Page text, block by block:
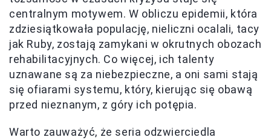
centralnym motywem. W obliczu epidemii, która
zdziesiątkowała populację, nieliczni ocalali, tacy
jak Ruby, zostają zamykani w okrutnych obozach
rehabilitacyjnych. Co więcej, ich talenty
uznawane są za niebezpieczne, a oni sami stają
się ofiarami systemu, który, kierując się obawą
przed nieznanym, z góry ich potępia.
Warto zauważyć, że seria odzwierciedla